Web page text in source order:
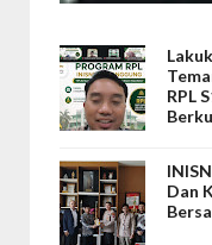
RPL
Dan